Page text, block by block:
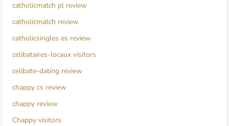
catholicmatch pl review
catholicmatch review
catholicsingles es review
celibataires-locaux visitors
celibate-dating review
chappy cs review
chappy review
Chappy visitors